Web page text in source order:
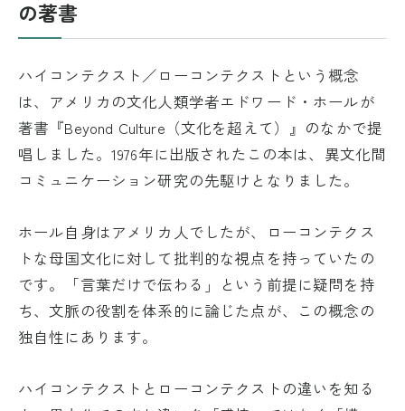
の著書
ハイコンテクスト／ローコンテクストという概念
は、アメリカの文化人類学者エドワード・ホールが
著書『Beyond Culture（文化を超えて）』のなかで提
唱しました。1976年に出版されたこの本は、異文化間
コミュニケーション研究の先駆けとなりました。
ホール自身はアメリカ人でしたが、ローコンテクス
トな母国文化に対して批判的な視点を持っていたの
です。「言葉だけで伝わる」という前提に疑問を持
ち、文脈の役割を体系的に論じた点が、この概念の
独自性にあります。
ハイコンテクストとローコンテクストの違いを知る